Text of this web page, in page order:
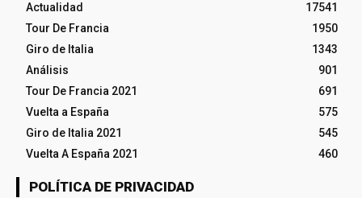
Actualidad
17541
Tour De Francia
1950
Giro de Italia
1343
Análisis
901
Tour De Francia 2021
691
Vuelta a España
575
Giro de Italia 2021
545
Vuelta A España 2021
460
POLÍTICA DE PRIVACIDAD